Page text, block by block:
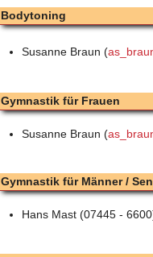
Bodytoning
Susanne Braun (
Gymnastik für Frauen
Susanne Braun (
Gymnastik für Männer /
Hans Mast (07445 -